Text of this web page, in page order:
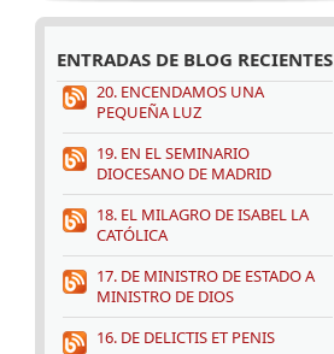
ENTRADAS DE BLOG RECIENTES
20. ENCENDAMOS UNA
PEQUEÑA LUZ
19. EN EL SEMINARIO
DIOCESANO DE MADRID
18. EL MILAGRO DE ISABEL LA
CATÓLICA
17. DE MINISTRO DE ESTADO A
MINISTRO DE DIOS
16. DE DELICTIS ET PENIS